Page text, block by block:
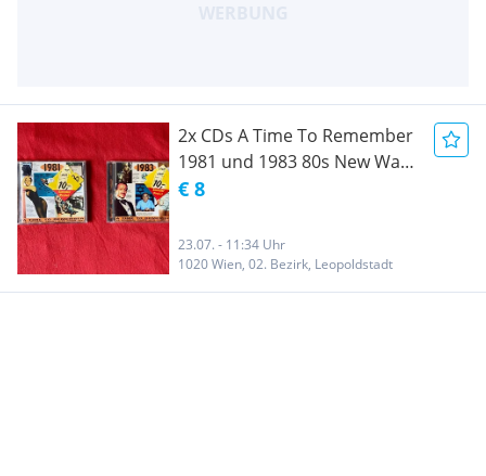
2x CDs A Time To Remember
1981 und 1983 80s New Wave
Synthie Pop
€ 8
23.07. - 11:34 Uhr
1020 Wien, 02. Bezirk, Leopoldstadt